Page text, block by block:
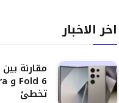
اخر الاخبار
تخطئ